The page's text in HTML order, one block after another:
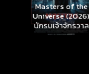
Masters of the
Universe (2026)
นักรบเจ้าจักรวาล